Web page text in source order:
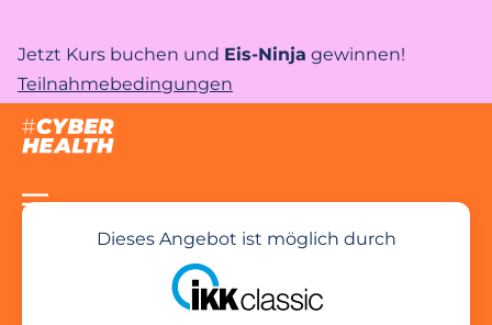
Jetzt Kurs buchen und Eis-Ninja gewinnen!
Teilnahmebedingungen
Dieses Angebot ist möglich durch